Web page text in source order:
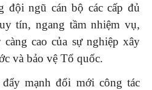
đội ngũ cán bộ các cấp đủ
tín, ngang tầm nhiệm vụ,
cao của sự nghiệp xây
và bảo vệ Tổ quốc.
mạnh đổi mới công tác